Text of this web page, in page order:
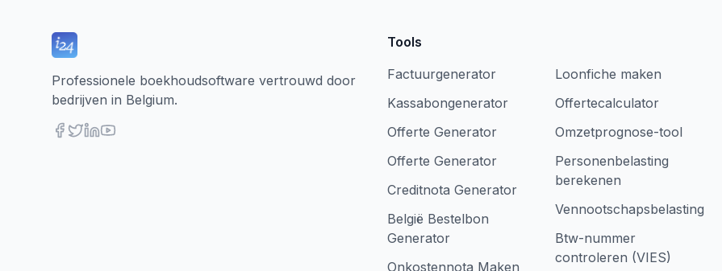
Professionele boekhoudsoftware vertrouwd door
bedrijven in Belgium.
Tools
Factuurgenerator
Kassabongenerator
Offerte Generator
Offerte Generator
Creditnota Generator
België Bestelbon
Generator
Onkostennota Maken
Loonfiche maken
Offertecalculator
Omzetprognose-tool
Personenbelasting
berekenen
Vennootschapsbelasting
Btw-nummer
controleren (VIES)